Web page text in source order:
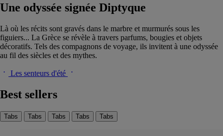
Une odyssée signée Diptyque
Là où les récits sont gravés dans le marbre et murmurés sous les
figuiers... La Grèce se révèle à travers parfums, bougies et objets
décoratifs. Tels des compagnons de voyage, ils invitent à une odyssée
au fil des siècles et des mythes.
Les senteurs d'été
Best sellers
Tabs Tabs Tabs Tabs Tabs